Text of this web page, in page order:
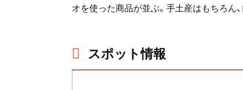
オを使った商品が並ぶ。手土産はもちろん
スポット情報